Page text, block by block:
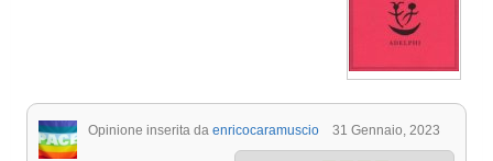
Opinione inserita da enricocaramuscio 31 Gennaio, 2023